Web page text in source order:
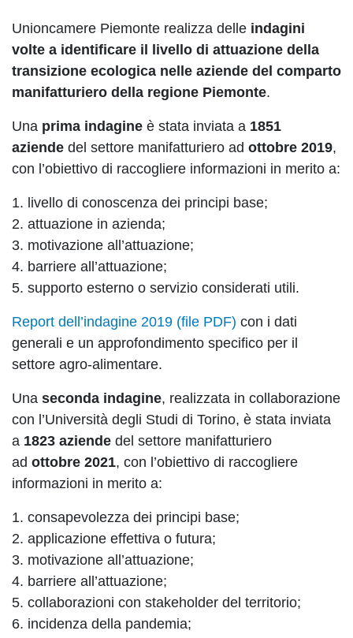
Unioncamere Piemonte realizza delle indagini
volte a identificare il livello di attuazione della
transizione ecologica nelle aziende del comparto
manifatturiero della regione Piemonte.
Una prima indagine è stata inviata a 1851
aziende del settore manifatturiero ad ottobre 2019,
con l’obiettivo di raccogliere informazioni in merito a:
1. livello di conoscenza dei principi base;
2. attuazione in azienda;
3. motivazione all’attuazione;
4. barriere all’attuazione;
5. supporto esterno o servizio considerati utili.
Report dell’indagine 2019 (file PDF) con i dati
generali e un approfondimento specifico per il
settore agro-alimentare.
Una seconda indagine, realizzata in collaborazione
con l’Università degli Studi di Torino, è stata inviata
a 1823 aziende del settore manifatturiero
ad ottobre 2021, con l’obiettivo di raccogliere
informazioni in merito a:
1. consapevolezza dei principi base;
2. applicazione effettiva o futura;
3. motivazione all’attuazione;
4. barriere all’attuazione;
5. collaborazioni con stakeholder del territorio;
6. incidenza della pandemia;